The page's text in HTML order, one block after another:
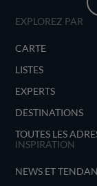
EXPLOREZ PAR
CARTE
LISTES
EXPERTS
DESTINATIONS
TOUTES LES
INSPIRATION
NEWS ET